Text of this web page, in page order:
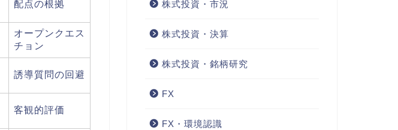
配点の根拠
オープンクエス
チョン
誘導質問の回避
客観的評価
株式投資・市況
株式投資・決算
株式投資・銘柄研究
FX
FX・環境認識